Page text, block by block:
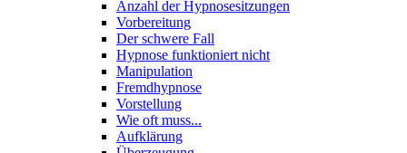
Anzahl der Hypnosesitzungen
Vorbereitung
Der schwere Fall
Hypnose funktioniert nicht
Manipulation
Fremdhypnose
Vorstellung
Wie oft muss...
Aufklärung